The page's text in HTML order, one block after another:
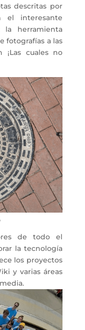
descritas por
el interesante
herramienta
fotografías a las
¡Las cuales no
de todo el
la tecnología
los proyectos
y varias áreas